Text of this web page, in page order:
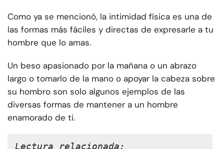
Como ya se mencionó, la intimidad física es una de
las formas más fáciles y directas de expresarle a tu
hombre que lo amas.
Un beso apasionado por la mañana o un abrazo
largo o tomarlo de la mano o apoyar la cabeza sobre
su hombro son solo algunos ejemplos de las
diversas formas de mantener a un hombre
enamorado de ti.
Lectura relacionada: